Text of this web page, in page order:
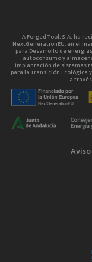
A Forged Tool, S.A. ha
NextGenerationEU, en el
para Desarrollo de
autoconsumo y
implantación de sistemas
para la Transición Ecológica
a